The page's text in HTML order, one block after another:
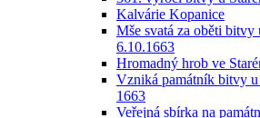
Kalvárie Kopanice
Mše svatá za oběti bitvy
6.10.1663
Hromadný hrob ve
Vzniká památník bitvy
1663
Veřejná sbírka na